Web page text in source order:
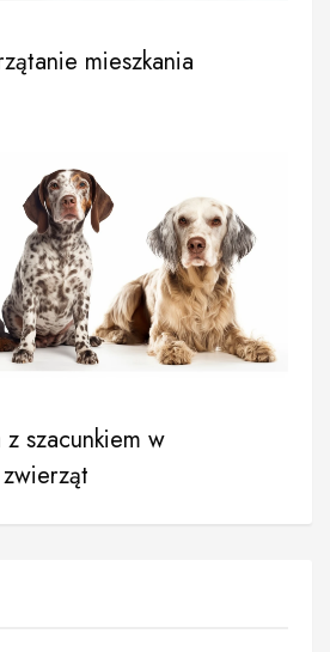
mieszkania
szacunkiem w